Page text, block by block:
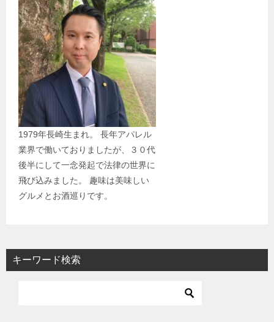
1979年長崎生まれ。 長年アパレル
業界で働いておりましたが、３０代
後半にして一念発起で法律の世界に
飛び込みました。 趣味は美味しい
グルメとお酒巡りです。
キーワード検索